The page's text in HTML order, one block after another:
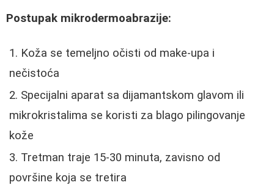
Postupak mikrodermoabrazije:
Koža se temeljno očisti od make-upa i
nečistoća
Specijalni aparat sa dijamantskom glavom ili
mikrokristalima se koristi za blago pilingovanje
kože
Tretman traje 15-30 minuta, zavisno od
površine koja se tretira